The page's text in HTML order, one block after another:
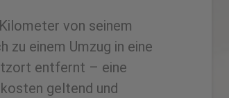
von seinem
zu einem Umzug in eine
entfernt – eine
geltend und